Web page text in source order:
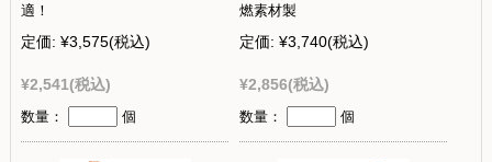
適！
定価: ¥3,575(税込)
¥2,541(税込)
数量： 個
燃素材製
定価: ¥3,740(税込)
¥2,856(税込)
数量： 個